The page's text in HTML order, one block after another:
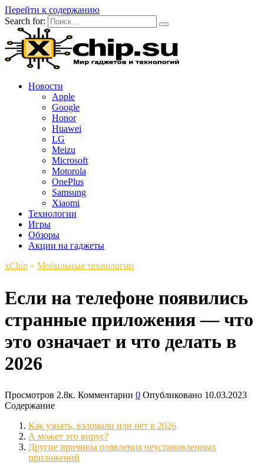
Перейти к содержанию
Search for:
Новости
Apple
Google
Honor
Huawei
LG
Meizu
Microsoft
Motorola
OnePlus
Samsung
Xiaomi
Технологии
Игры
Обзоры
Акции на гаджеты
xСhip » Мобильные технологии
Если на телефоне появились
странные приложения — что
это означает и что делать в
2026
Просмотров 2.8к. Комментарии 0 Опубликовано 10.03.2023
Содержание
Как узнать, взломали или нет в 2026
А может это вирус?
Другие причины появления неустановленных
приложений